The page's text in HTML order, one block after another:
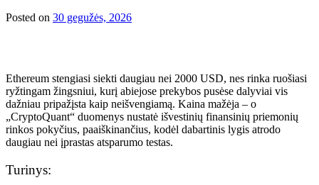
Posted on 30 gegužės, 2026
Ethereum stengiasi siekti daugiau nei 2000 USD, nes rinka ruošiasi
ryžtingam žingsniui, kurį abiejose prekybos pusėse dalyviai vis
dažniau pripažįsta kaip neišvengiamą. Kaina mažėja – o
„CryptoQuant“ duomenys nustatė išvestinių finansinių priemonių
rinkos pokyčius, paaiškinančius, kodėl dabartinis lygis atrodo
daugiau nei įprastas atsparumo testas.
Turinys: